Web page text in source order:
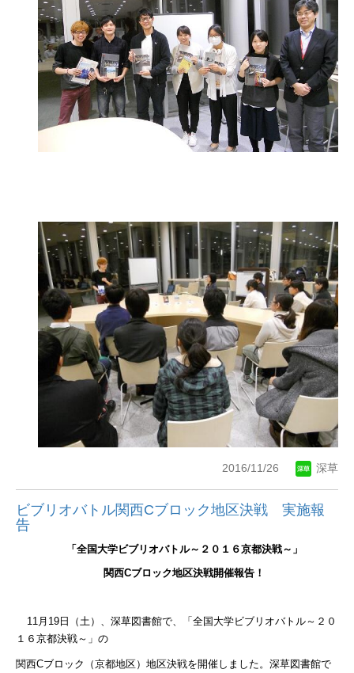
2016/11/26 深草
ビブリオバトル関西Cブロック地区決戦 実施報
告
「全国大学ビブリオバトル～２０１６京都決戦～」
関西Cブロック地区決戦開催報告！
11月 19 日（土）、深草図書館で、「全国大学ビブリオバトル～２０
１６京都決戦～」の
関西Cブロック（京都地区）地区決戦を開催しました。深草図書館で